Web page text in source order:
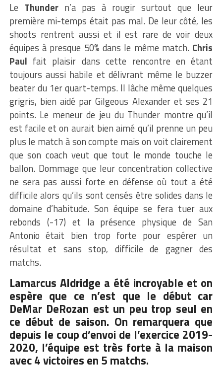
Le Thundern’a pas à rougir surtout que leur
première mi-temps était pas mal. De leur côté, les
shoots rentrent aussi et il est rare de voir deux
équipes à presque 50% dans le même match. Chris
Paul fait plaisir dans cette rencontre en étant
toujours aussi habile et délivrant même le buzzer
beater du 1er quart-temps. Il lâche même quelques
grigris, bien aidé par Gilgeous Alexander et ses 21
points. Le meneur de jeu du Thunder montre qu’il
est facile et on aurait bien aimé qu’il prenne un peu
plus le match à son compte mais on voit clairement
que son coach veut que tout le monde touche le
ballon. Dommage que leur concentration collective
ne sera pas aussi forte en défense où tout a été
difficile alors qu’ils sont censés être solides dans le
domaine d’habitude. Son équipe se fera tuer aux
rebonds (-17) et la présence physique de San
Antonio était bien trop forte pour espérer un
résultat et sans stop, difficile de gagner des
matchs.
Lamarcus Aldridge a été incroyable et on
espère que ce n’est que le début car
DeMar DeRozan est un peu trop seul en
ce début de saison. On remarquera que
depuis le coup d’envoi de l’exercice 2019-
2020, l’équipe est très forte à la maison
avec 4 victoires en 5 matchs.